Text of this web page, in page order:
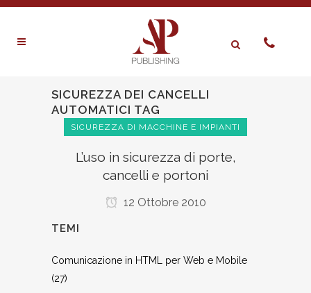
SICUREZZA DEI CANCELLI
AUTOMATICI TAG
SICUREZZA DI MACCHINE E IMPIANTI
L’uso in sicurezza di porte,
cancelli e portoni
12 Ottobre 2010
TEMI
Comunicazione in HTML per Web e Mobile
(27)